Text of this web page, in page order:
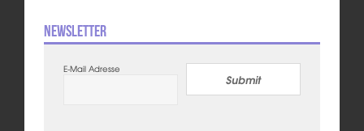
Newsletter
E-Mail Adresse
Submit